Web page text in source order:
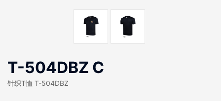
T-504DBZ C
针织T恤 T-504DBZ